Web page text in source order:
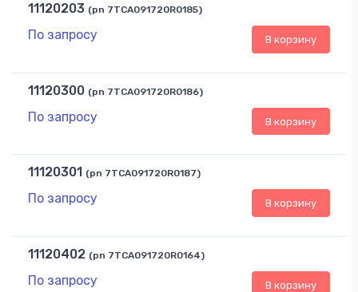
11120203 (pn 7TCA091720R0185)
По запросу В корзину
11120300 (pn 7TCA091720R0186)
По запросу В корзину
11120301 (pn 7TCA091720R0187)
По запросу В корзину
11120402 (pn 7TCA091720R0164)
По запросу В корзину